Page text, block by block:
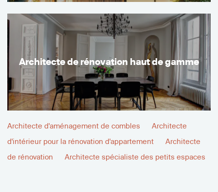
Architecte de rénovation haut de gamme
Architecte d'aménagement de combles
Architecte
d'intérieur pour la rénovation d'appartement
Architecte
de rénovation
Architecte spécialiste des petits espaces